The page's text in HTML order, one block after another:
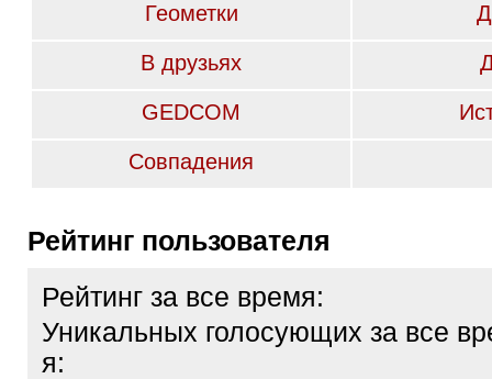
Геометки
В друзьях
GEDCOM
Совпадения
Рейтинг пользователя
Рейтинг за все время:
Уникальных голосующих за все
я: